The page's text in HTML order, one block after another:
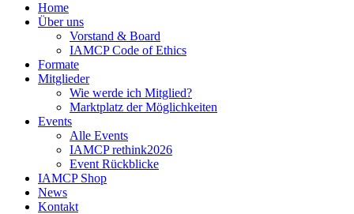
Home
Über uns
Vorstand & Board
IAMCP Code of Ethics
Formate
Mitglieder
Wie werde ich Mitglied?
Marktplatz der Möglichkeiten
Events
Alle Events
IAMCP rethink2026
Event Rückblicke
IAMCP Shop
News
Kontakt